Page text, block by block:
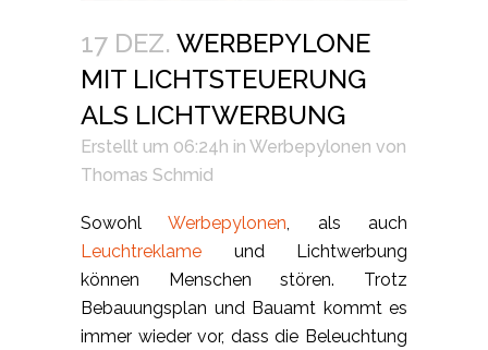
17 DEZ. WERBEPYLONE
MIT LICHTSTEUERUNG
ALS LICHTWERBUNG
Erstellt um 06:24h in Werbepylonen von
Thomas Schmid
SowohlWerbepylonen, als auch
Leuchtreklame und Lichtwerbung
können Menschen stören. Trotz
Bebauungsplan und Bauamt kommt es
immer wieder vor, dass die Beleuchtung